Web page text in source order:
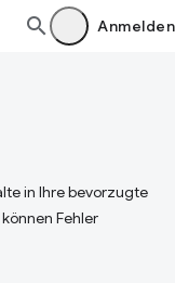
Anmelden
in Ihre bevorzugte
Fehler